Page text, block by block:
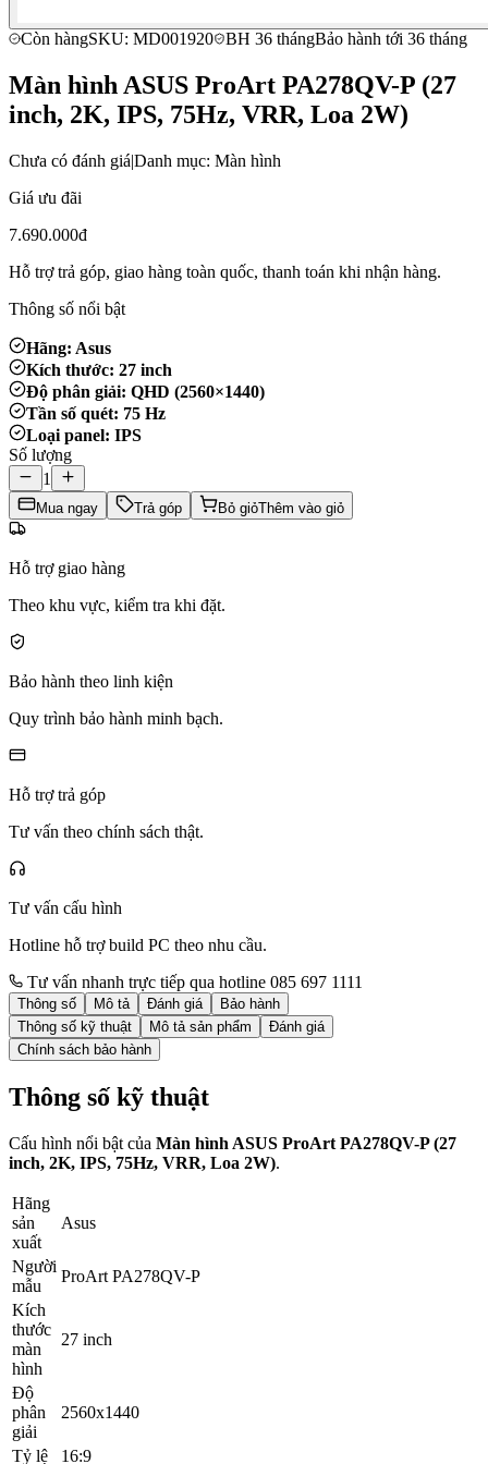
Còn hàngSKU: MD001920 BH 36 thángBảo hành tới 36 tháng
Màn hình ASUS ProArt PA278QV-P (27
inch, 2K, IPS, 75Hz, VRR, Loa 2W)
Chưa có đánh giá|Danh mục: Màn hình
Giá ưu đãi
7.690.000đ
Hỗ trợ trả góp, giao hàng toàn quốc, thanh toán khi nhận hàng.
Thông số nổi bật
Hãng: Asus
Kích thước: 27 inch
Độ phân giải: QHD (2560×1440)
Tần số quét: 75 Hz
Loại panel: IPS
Số lượng
1
Mua ngay Trả góp Bỏ giỏThêm vào giỏ
Hỗ trợ giao hàng
Theo khu vực, kiểm tra khi đặt.
Bảo hành theo linh kiện
Quy trình bảo hành minh bạch.
Hỗ trợ trả góp
Tư vấn theo chính sách thật.
Tư vấn cấu hình
Hotline hỗ trợ build PC theo nhu cầu.
Tư vấn nhanh trực tiếp qua hotline 085 697 1111
Thông số Mô tả Đánh giá
Bảo hành
Thông số kỹ thuật
Mô tả sản phẩm
Đánh giá
Chính sách bảo hành
Thông số kỹ thuật
Cấu hình nổi bật của Màn hình ASUS ProArt PA278QV-P (27
inch, 2K, IPS, 75Hz, VRR, Loa 2W).
Hãng
sản
xuất
Asus
Người
mẫu
ProArt PA278QV-P
Kích
thước
màn
hình
27 inch
Độ
phân
giải
2560x1440
Tỷ lệ 16:9